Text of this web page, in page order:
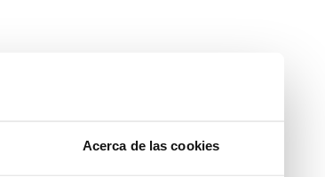
Acerca de las cookies